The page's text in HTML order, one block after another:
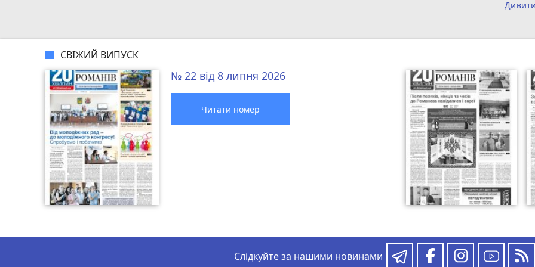
СВІЖИЙ ВИПУСК
№ 22 від 8 липня 2026
Читати номер
Слідкуйте за нашими новинами